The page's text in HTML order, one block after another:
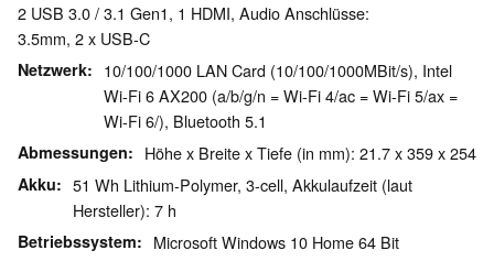
2 USB 3.0 / 3.1 Gen1, 1 HDMI, Audio Anschlüsse:
3.5mm, 2 x USB-C
Netzwerk
10/100/1000 LAN Card (10/100/1000MBit/s), Intel
Wi-Fi 6 AX200 (a/b/g/n = Wi-Fi 4/ac = Wi-Fi 5/ax =
Wi-Fi 6/), Bluetooth 5.1
Abmessungen Höhe x Breite x Tiefe (in mm): 21.7 x 359 x 254
Akku
51 Wh Lithium-Polymer, 3-cell, Akkulaufzeit (laut
Hersteller): 7 h
Betriebssystem Microsoft Windows 10 Home 64 Bit